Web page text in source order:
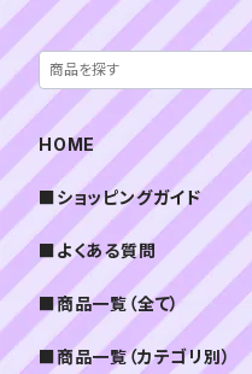
HOME
■ショッピングガイド
■よくある質問
■商品一覧（全て）
■商品一覧（カテゴリ別）